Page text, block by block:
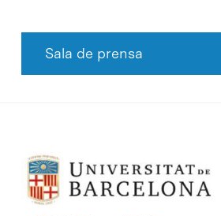
Sala de prensa